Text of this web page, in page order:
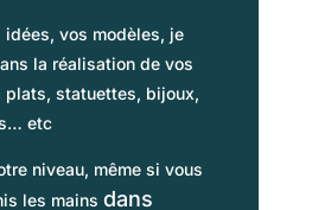
idées, vos modèles, je
la réalisation de vos
plats, statuettes, bijoux,
etc
niveau, même si vous
les mains dans